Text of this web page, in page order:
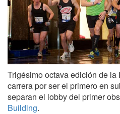
Trigésimo octava edición de
carrera por ser el primero en
separan el lobby del primer
Building.